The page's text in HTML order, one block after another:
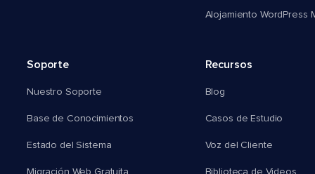
Alojamiento WordPress
Soporte
Nuestro Soporte
Base de Conocimientos
Estado del Sistema
Recursos
Blog
Casos de Estudio
Voz del Cliente